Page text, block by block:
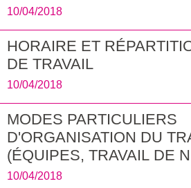
10/04/2018
HORAIRE ET
DE TRAVAIL
10/04/2018
MODES PARTICULIERS
D'ORGANISATION DU
(ÉQUIPES, TRAVAIL DE
10/04/2018